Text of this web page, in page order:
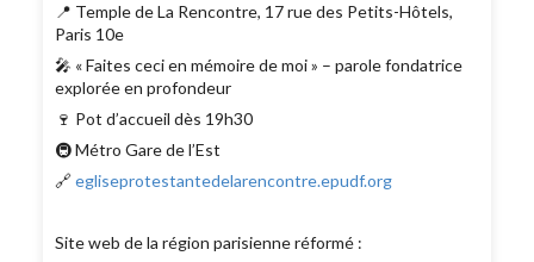
📍 Temple de La Rencontre, 17 rue des Petits-Hôtels,
Paris 10e
🎤 « Faites ceci en mémoire de moi » – parole fondatrice
explorée en profondeur
🍷 Pot d’accueil dès 19h30
🚇 Métro Gare de l’Est
🔗 egliseprotestantedelarencontre.epudf.org
Site web de la région parisienne réformé :